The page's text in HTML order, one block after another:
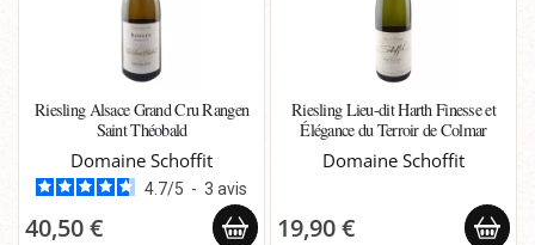
Riesling Alsace Grand Cru Rangen
Saint Théobald
Domaine Schoffit
4.7/5 - 3avis
40,50 €
Riesling Lieu-dit Harth Finesse et
Élégance du Terroir de Colmar
Domaine Schoffit
19,90 €